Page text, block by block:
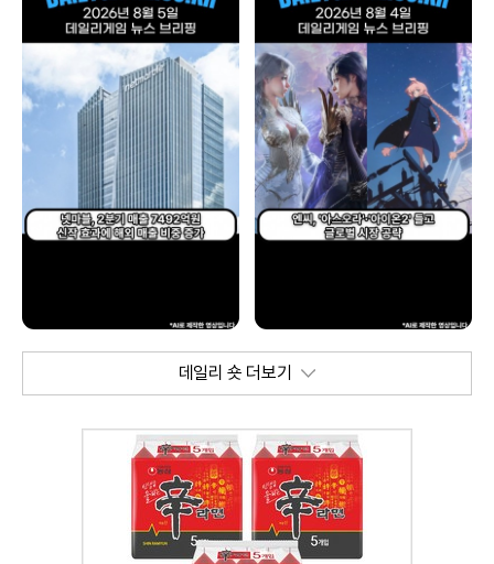
데일리 숏 더보기